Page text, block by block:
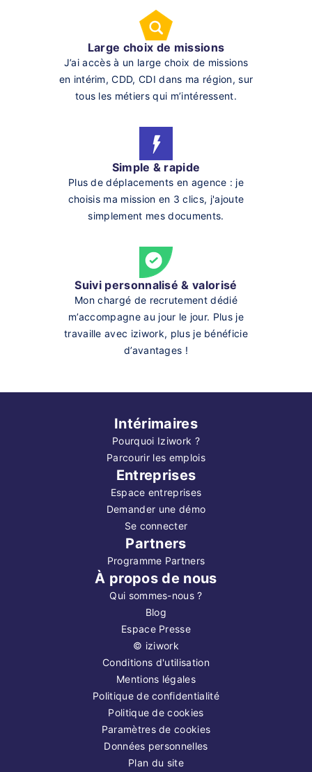
Large choix de missions
J’ai accès à un large choix de missions
en intérim, CDD, CDI dans ma région, sur
tous les métiers qui m’intéressent.
Simple & rapide
Plus de déplacements en agence : je
choisis ma mission en 3 clics, j'ajoute
simplement mes documents.
Suivi personnalisé & valorisé
Mon chargé de recrutement dédié
m’accompagne au jour le jour. Plus je
travaille avec iziwork, plus je bénéficie
d’avantages !
Intérimaires
Pourquoi Iziwork ?
Parcourir les emplois
Entreprises
Espace entreprises
Demander une démo
Se connecter
Partners
Programme Partners
À propos de nous
Qui sommes-nous ?
Blog
Espace Presse
© iziwork
Conditions d'utilisation
Mentions légales
Politique de confidentialité
Politique de cookies
Paramètres de cookies
Données personnelles
Plan du site